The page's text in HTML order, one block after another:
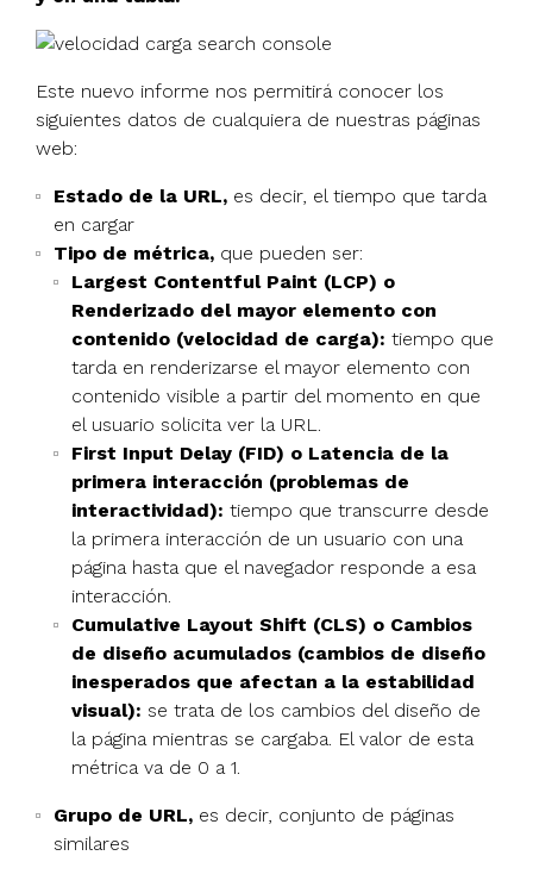
Este nuevo informe nos permitirá conocer los
siguientes datos de cualquiera de nuestras páginas
web:
Estado de la URL, es decir, el tiempo que tarda
en cargar
Tipo de métrica, que pueden ser:
Largest Contentful Paint (LCP) o
Renderizado del mayor elemento con
contenido (velocidad de carga): tiempo que
tarda en renderizarse el mayor elemento con
contenido visible a partir del momento en que
el usuario solicita ver la URL.
First Input Delay (FID) o Latencia de la
primera interacción (problemas de
interactividad): tiempo que transcurre desde
la primera interacción de un usuario con una
página hasta que el navegador responde a esa
interacción.
Cumulative Layout Shift (CLS) o Cambios
de diseño acumulados (cambios de diseño
inesperados que afectan a la estabilidad
visual): se trata de los cambios del diseño de
la página mientras se cargaba. El valor de esta
métrica va de 0 a 1.
Grupo de URL, es decir, conjunto de páginas
similares